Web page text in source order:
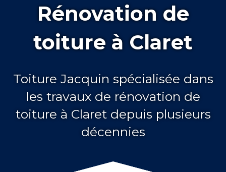
Rénovation de
toiture à Claret
Toiture Jacquin spécialisée dans
les travaux de rénovation de
toiture à Claret depuis plusieurs
décennies